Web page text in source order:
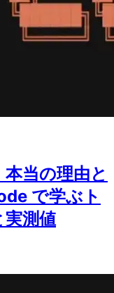
当の理由と
で学ぶト
実測値